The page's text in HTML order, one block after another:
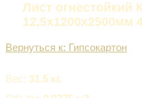
Лист
12,5х1200х2500мм
Вернуться к: Гипсокартон
Вес: 31.5 кг.